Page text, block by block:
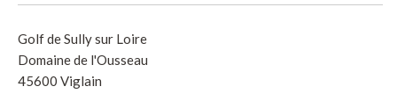
Golf de Sully sur Loire
Domaine de l'Ousseau
45600 Viglain